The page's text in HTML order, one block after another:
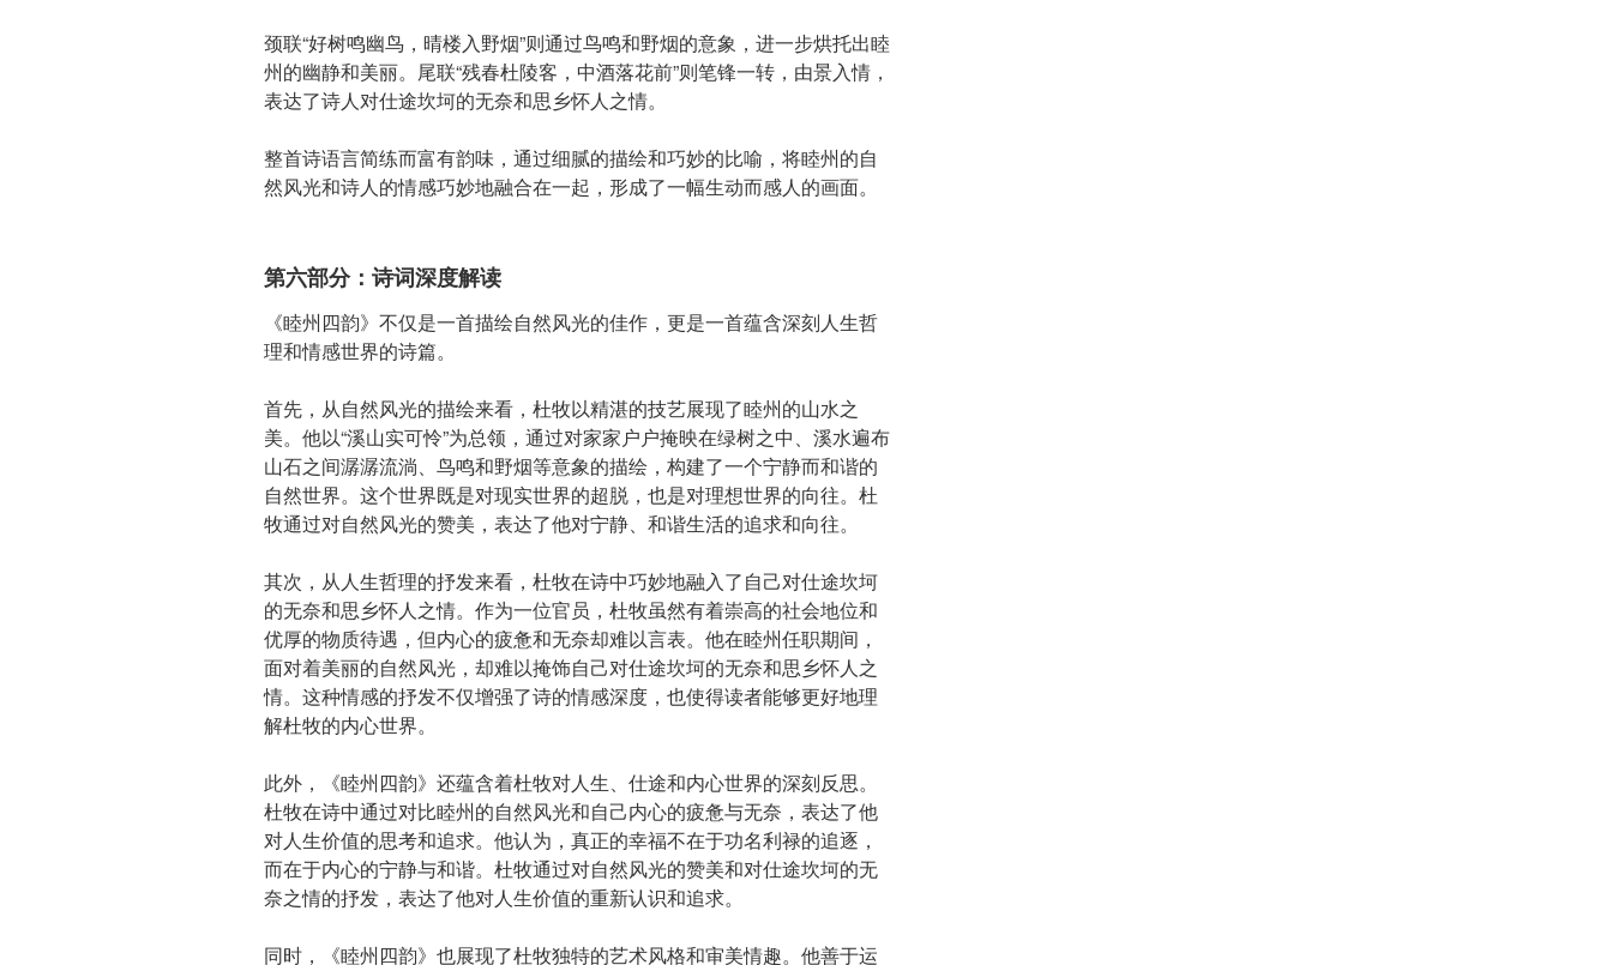
颈联“好树鸣幽鸟，晴楼入野烟”则通过鸟鸣和野烟的意象，进一步烘托出睦
州的幽静和美丽。尾联“残春杜陵客，中酒落花前”则笔锋一转，由景入情，
表达了诗人对仕途坎坷的无奈和思乡怀人之情。
整首诗语言简练而富有韵味，通过细腻的描绘和巧妙的比喻，将睦州的自
然风光和诗人的情感巧妙地融合在一起，形成了一幅生动而感人的画面。
第六部分：诗词深度解读
《睦州四韵》不仅是一首描绘自然风光的佳作，更是一首蕴含深刻人生哲
理和情感世界的诗篇。
首先，从自然风光的描绘来看，杜牧以精湛的技艺展现了睦州的山水之
美。他以“溪山实可怜”为总领，通过对家家户户掩映在绿树之中、溪水遍布
山石之间潺潺流淌、鸟鸣和野烟等意象的描绘，构建了一个宁静而和谐的
自然世界。这个世界既是对现实世界的超脱，也是对理想世界的向往。杜
牧通过对自然风光的赞美，表达了他对宁静、和谐生活的追求和向往。
其次，从人生哲理的抒发来看，杜牧在诗中巧妙地融入了自己对仕途坎坷
的无奈和思乡怀人之情。作为一位官员，杜牧虽然有着崇高的社会地位和
优厚的物质待遇，但内心的疲惫和无奈却难以言表。他在睦州任职期间，
面对着美丽的自然风光，却难以掩饰自己对仕途坎坷的无奈和思乡怀人之
情。这种情感的抒发不仅增强了诗的情感深度，也使得读者能够更好地理
解杜牧的内心世界。
此外，《睦州四韵》还蕴含着杜牧对人生、仕途和内心世界的深刻反思。
杜牧在诗中通过对比睦州的自然风光和自己内心的疲惫与无奈，表达了他
对人生价值的思考和追求。他认为，真正的幸福不在于功名利禄的追逐，
而在于内心的宁静与和谐。杜牧通过对自然风光的赞美和对仕途坎坷的无
奈之情的抒发，表达了他对人生价值的重新认识和追求。
同时，《睦州四韵》也展现了杜牧独特的艺术风格和审美情趣。他善于运